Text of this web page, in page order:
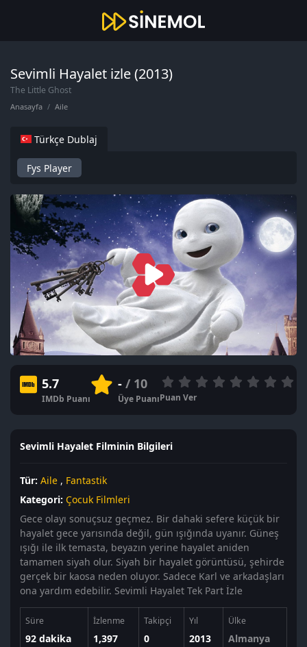
Sevimli Hayalet izle (2013)
The Little Ghost
Anasayfa Aile
Türkçe Dublaj
Fys Player
5.7
IMDb Puanı
-/ 10
Üye PuanıPuan Ver
Sevimli Hayalet Filminin Bilgileri
Tür: Aile , Fantastik
Kategori: Çocuk Filmleri
Gece olayı sonuçsuz geçmez. Bir dahaki sefere küçük bir
hayalet gece yarısında değil, gün ışığında uyanır. Güneş
ışığı ile ilk temasta, beyazın yerine hayalet aniden
tamamen siyah olur. Siyah bir hayalet görüntüsü, şehirde
gerçek bir kaosa neden oluyor. Sadece Karl ve arkadaşları
ona yardım edebilir. Sevimli Hayalet Tek Part İzle
Süre
92 dakika
İzlenme
1,397
Takipçi
0
Yıl
2013
Ülke
Almanya